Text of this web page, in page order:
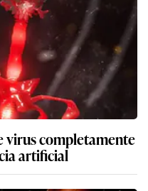
virus completamente
artificial